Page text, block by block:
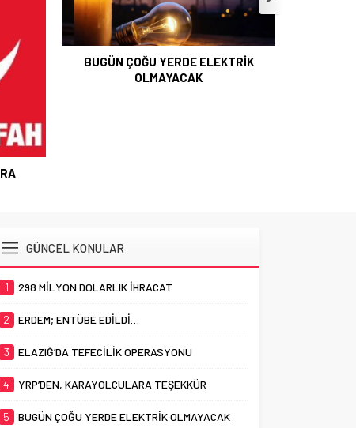
ALTIN
6.662,82
BUGÜN ÇOĞU YERDE ELEKTRİK
OLMAYACAK
GÜNCEL KONULAR
1 298 MİLYON DOLARLIK İHRACAT
2 ERDEM; ENTÜBE EDİLDİ…
3 ELAZIĞ’DA TEFECİLİK OPERASYONU
4 YRP’DEN, KARAYOLCULARA TEŞEKKÜR
5 BUGÜN ÇOĞU YERDE ELEKTRİK OLMAYACAK